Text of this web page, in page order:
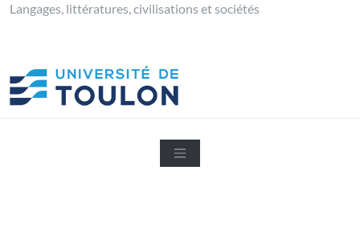
Langages, littératures, civilisations et sociétés